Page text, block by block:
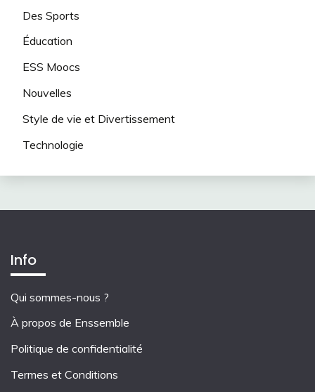
Des Sports
Éducation
ESS Moocs
Nouvelles
Style de vie et Divertissement
Technologie
Info
Qui sommes-nous ?
À propos de Enssemble
Politique de confidentialité
Termes et Conditions